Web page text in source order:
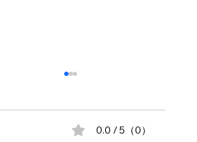
0.0 / 5（0）